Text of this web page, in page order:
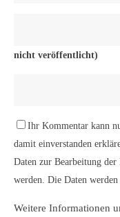
nicht veröffentlicht)
Ihr Kommentar kann
damit einverstanden
Daten zur Bearbeitung
werden. Die Daten
Weitere Informationen